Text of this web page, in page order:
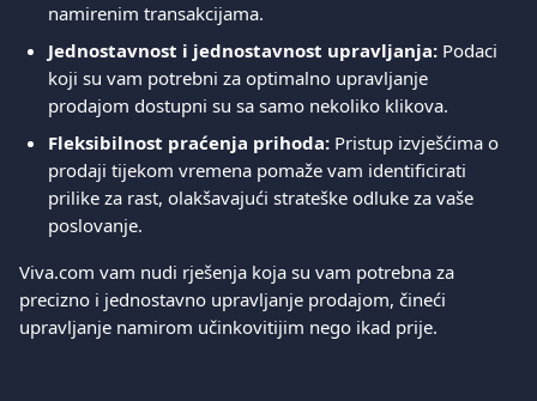
namirenim transakcijama.
Jednostavnost i jednostavnost upravljanja: Podaci
koji su vam potrebni za optimalno upravljanje
prodajom dostupni su sa samo nekoliko klikova.
Fleksibilnost praćenja prihoda: Pristup izvješćima o
prodaji tijekom vremena pomaže vam identificirati
prilike za rast, olakšavajući strateške odluke za vaše
poslovanje.
Viva.com vam nudi rješenja koja su vam potrebna za
precizno i jednostavno upravljanje prodajom, čineći
upravljanje namirom učinkovitijim nego ikad prije.